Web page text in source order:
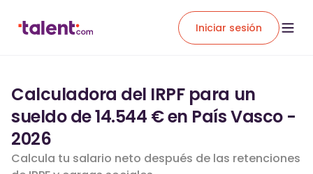
Iniciar sesión
Calculadora del IRPF para un
sueldo de 14.544 € en País Vasco -
2026
Calcula tu salario neto después de las retenciones